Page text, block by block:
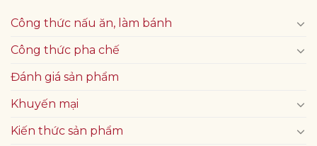
Công thức nấu ăn, làm bánh
Công thức pha chế
Đánh giá sản phẩm
Khuyến mại
Kiến thức sản phẩm